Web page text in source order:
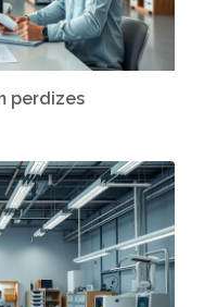
perdizes